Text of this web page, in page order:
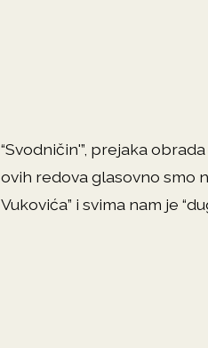
“Svodničin'”, prejaka
ovih redova glasovno smo
Vukovića” i svima nam je